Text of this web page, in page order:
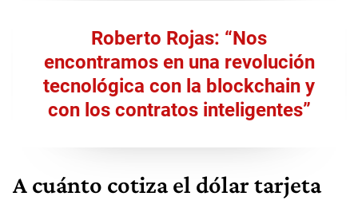
Roberto Rojas: “Nos
encontramos en una revolución
tecnológica con la blockchain y
con los contratos inteligentes”
A cuánto cotiza el dólar tarjeta